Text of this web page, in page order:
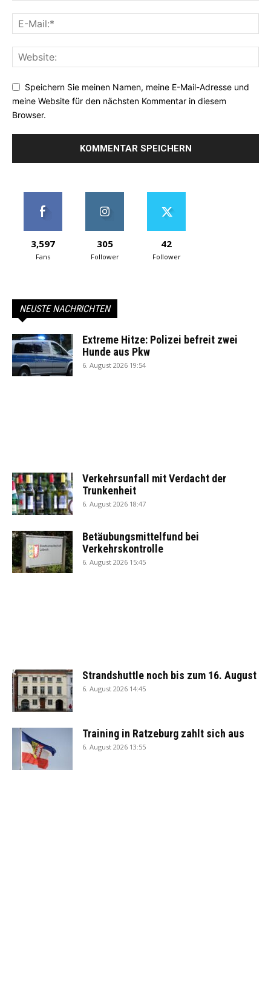
Speichern Sie meinen Namen, meine E-Mail-Adresse und
meine Website für den nächsten Kommentar in diesem
Browser.
3,597
Fans
305
Follower
42
Follower
NEUSTE NACHRICHTEN
Extreme Hitze: Polizei befreit zwei
Hunde aus Pkw
6. August 2026 19:54
Verkehrsunfall mit Verdacht der
Trunkenheit
6. August 2026 18:47
Betäubungsmittelfund bei
Verkehrskontrolle
6. August 2026 15:45
Strandshuttle noch bis zum 16. August
6. August 2026 14:45
Training in Ratzeburg zahlt sich aus
6. August 2026 13:55